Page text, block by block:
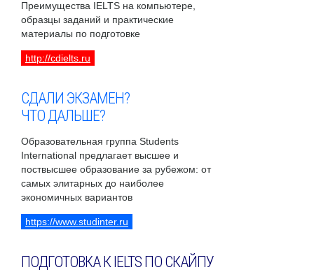
Преимущества IELTS на компьютере,
образцы заданий и практические
материалы по подготовке
http://cdielts.ru
СДАЛИ ЭКЗАМЕН?
ЧТО ДАЛЬШЕ?
Образовательная группа Students
International предлагает высшее и
поствысшее образование за рубежом: от
самых элитарных до наиболее
экономичных вариантов
https://www.studinter.ru
ПОДГОТОВКА К IELTS ПО СКАЙПУ